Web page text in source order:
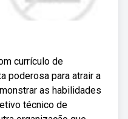
currículo de
poderosa para atrair a
as habilidades
técnico de